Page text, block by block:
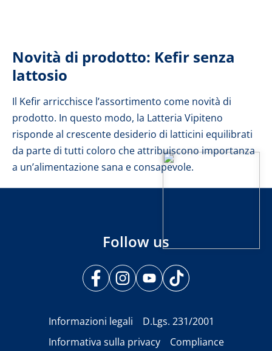
Novità di prodotto: Kefir senza
lattosio
Il Kefir arricchisce l’assortimento come novità di
prodotto. In questo modo, la Latteria Vipiteno
risponde al crescente desiderio di latticini equilibrati
da parte di tutti coloro che attribuiscono importanza
a un’alimentazione sana e consapevole.
Follow us
Informazioni legali
D.Lgs. 231/2001
Informativa sulla privacy
Compliance